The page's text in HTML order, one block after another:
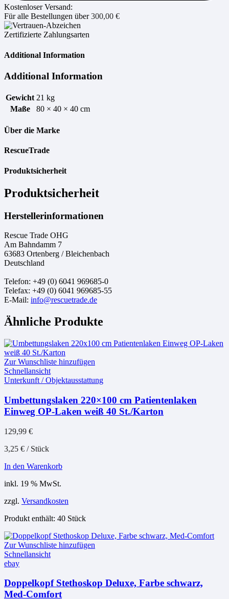
Kostenloser Versand:
Für alle Bestellungen über300,00 €
Zertifizierte Zahlungsarten
Additional Information
Additional Information
Gewicht 21 kg
Maße
80 × 40 × 40 cm
Über die Marke
RescueTrade
Produktsicherheit
Produktsicherheit
Herstellerinformationen
Rescue Trade OHG
Am Bahndamm 7
63683 Ortenberg / Bleichenbach
Deutschland
Telefon: +49 (0) 6041 969685-0
Telefax: +49 (0) 6041 969685-55
E-Mail: info@rescuetrade.de
Ähnliche Produkte
Zur Wunschliste hinzufügen
Schnellansicht
Unterkunft / Objektausstattung
Umbettungslaken 220×100 cm Patientenlaken
Einweg OP-Laken weiß 40 St./Karton
129,99 €
3,25 € / Stück
In den Warenkorb
inkl. 19 % MwSt.
zzgl. Versandkosten
Produkt enthält: 40 Stück
Zur Wunschliste hinzufügen
Schnellansicht
ebay
Doppelkopf Stethoskop Deluxe, Farbe schwarz,
Med-Comfort